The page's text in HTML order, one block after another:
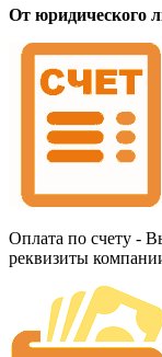
От юридического
Оплата по счету -
реквизиты